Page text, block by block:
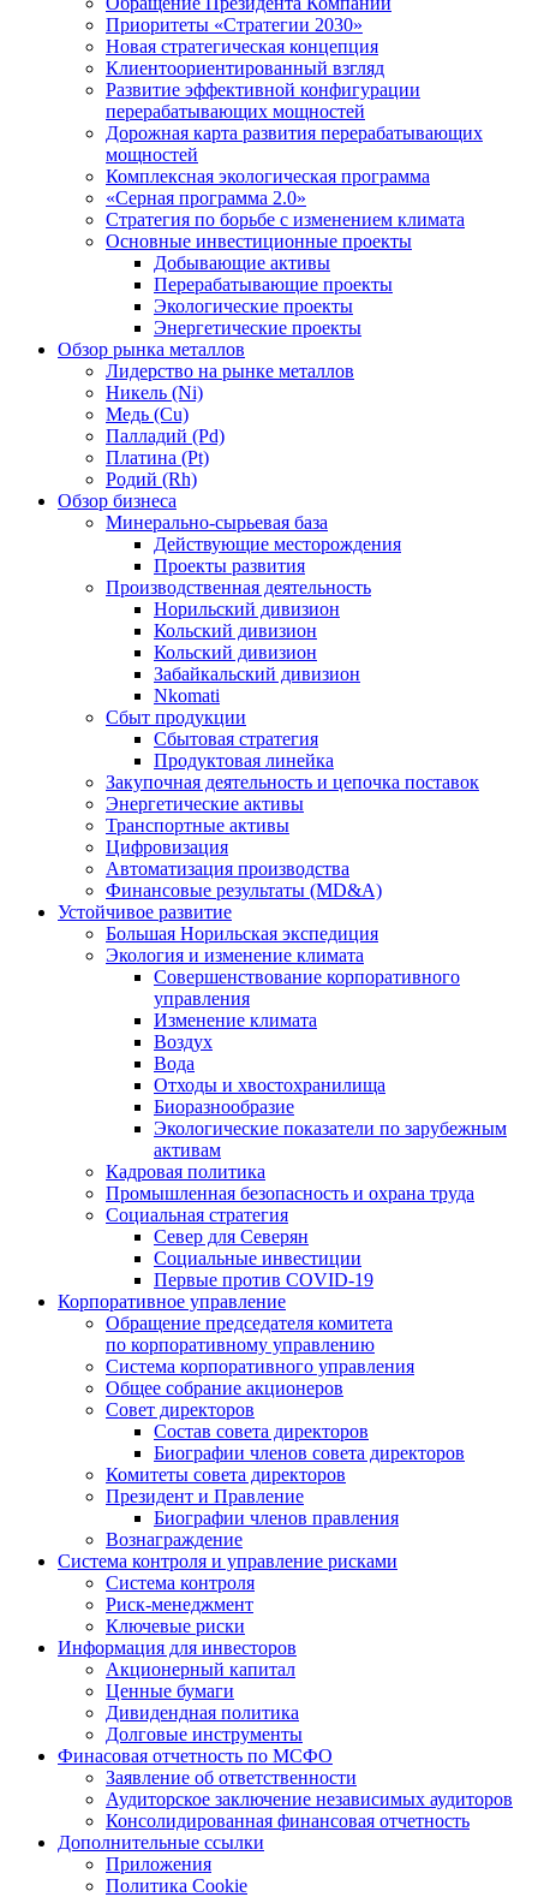
Приоритеты «Стратегии 2030»
Новая стратегическая концепция
Клиентоориентированный взгляд
Развитие эффективной конфигурации
перерабатывающих мощностей
Дорожная карта развития перерабатывающих
мощностей
Комплексная экологическая программа
«Серная программа 2.0»
Стратегия по борьбе с изменением климата
Основные инвестиционные проекты
Добывающие активы
Перерабатывающие проекты
Экологические проекты
Энергетические проекты
Обзор рынка металлов
Лидерство на рынке металлов
Никель (Ni)
Медь (Cu)
Палладий (Pd)
Платина (Pt)
Родий (Rh)
Обзор бизнеса
Минерально-сырьевая база
Действующие месторождения
Проекты развития
Производственная деятельность
Норильский дивизион
Кольский дивизион
Кольский дивизион
Забайкальский дивизион
Nkomati
Сбыт продукции
Сбытовая стратегия
Продуктовая линейка
Закупочная деятельность и цепочка поставок
Энергетические активы
Транспортные активы
Цифровизация
Автоматизация производства
Финансовые результаты (MD&A)
Устойчивое развитие
Большая Норильская экспедиция
Экология и изменение климата
Совершенствование корпоративного
управления
Изменение климата
Воздух
Вода
Отходы и хвостохранилища
Биоразнообразие
Экологические показатели по зарубежным
активам
Кадровая политика
Промышленная безопасность и охрана труда
Социальная стратегия
Север для Северян
Социальные инвестиции
Первые против COVID‑19
Корпоративное управление
Обращение председателя комитета
по корпоративному управлению
Система корпоративного управления
Общее собрание акционеров
Совет директоров
Состав совета директоров
Биографии членов совета директоров
Комитеты совета директоров
Президент и Правление
Биографии членов правления
Вознаграждение
Система контроля и управление рисками
Система контроля
Риск-менеджмент
Ключевые риски
Информация для инвесторов
Акционерный капитал
Ценные бумаги
Дивидендная политика
Долговые инструменты
Финасовая отчетность по МСФО
Заявление об ответственности
Аудиторское заключение независимых аудиторов
Консолидированная финансовая отчетность
Дополнительные ссылки
Приложения
Политика Cookie